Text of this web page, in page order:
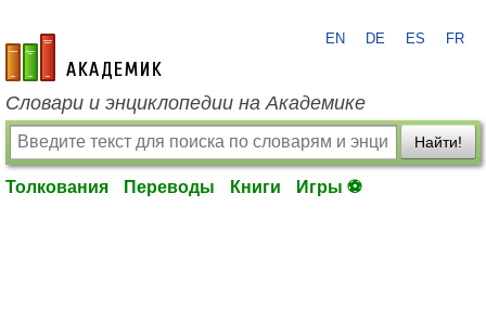
academic.ru
EN DE ES FR
Словари и энциклопедии на Академике
Найти!
Толкования Переводы Книги Игры ⚽